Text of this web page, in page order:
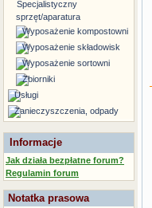
Specjalistyczny
sprzęt/aparatura
Wyposażenie kompostowni
Wyposażenie składowisk
Wyposażenie sortowni
Zbiorniki
Usługi
Zanieczyszczenia, odpady
Informacje
Jak działa bezpłatne forum?
Regulamin forum
Notatka prasowa